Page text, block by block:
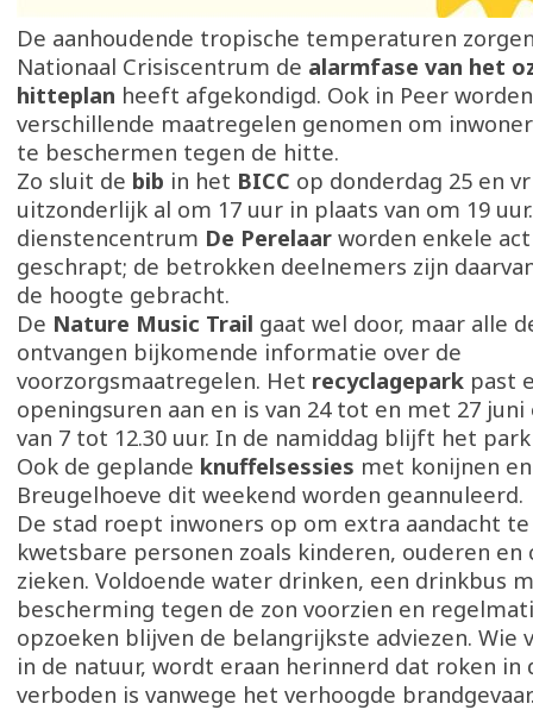
De aanhoudende tropische temperaturen
Nationaal Crisiscentrum de alarmfase van het
hitteplan heeft afgekondigd. Ook in Peer
verschillende maatregelen genomen om
te beschermen tegen de hitte.
Zo sluit de bib in het BICC op donderdag 25 en
uitzonderlijk al om 17 uur in plaats van om 19
dienstencentrum De Perelaar worden enkele
geschrapt; de betrokken deelnemers zijn
de hoogte gebracht.
De Nature Music Trail gaat wel door, maar alle
ontvangen bijkomende informatie over de
voorzorgsmaatregelen. Het recyclagepark past
openingsuren aan en is van 24 tot en met 27
van 7 tot 12.30 uur. In de namiddag blijft het
Ook de geplande knuffelsessies met konijnen en
Breugelhoeve dit weekend worden geannuleerd.
De stad roept inwoners op om extra aandacht
kwetsbare personen zoals kinderen, ouderen en
zieken. Voldoende water drinken, een drinkbus
bescherming tegen de zon voorzien en
opzoeken blijven de belangrijkste adviezen. Wie
in de natuur, wordt eraan herinnerd dat roken in
verboden is vanwege het verhoogde